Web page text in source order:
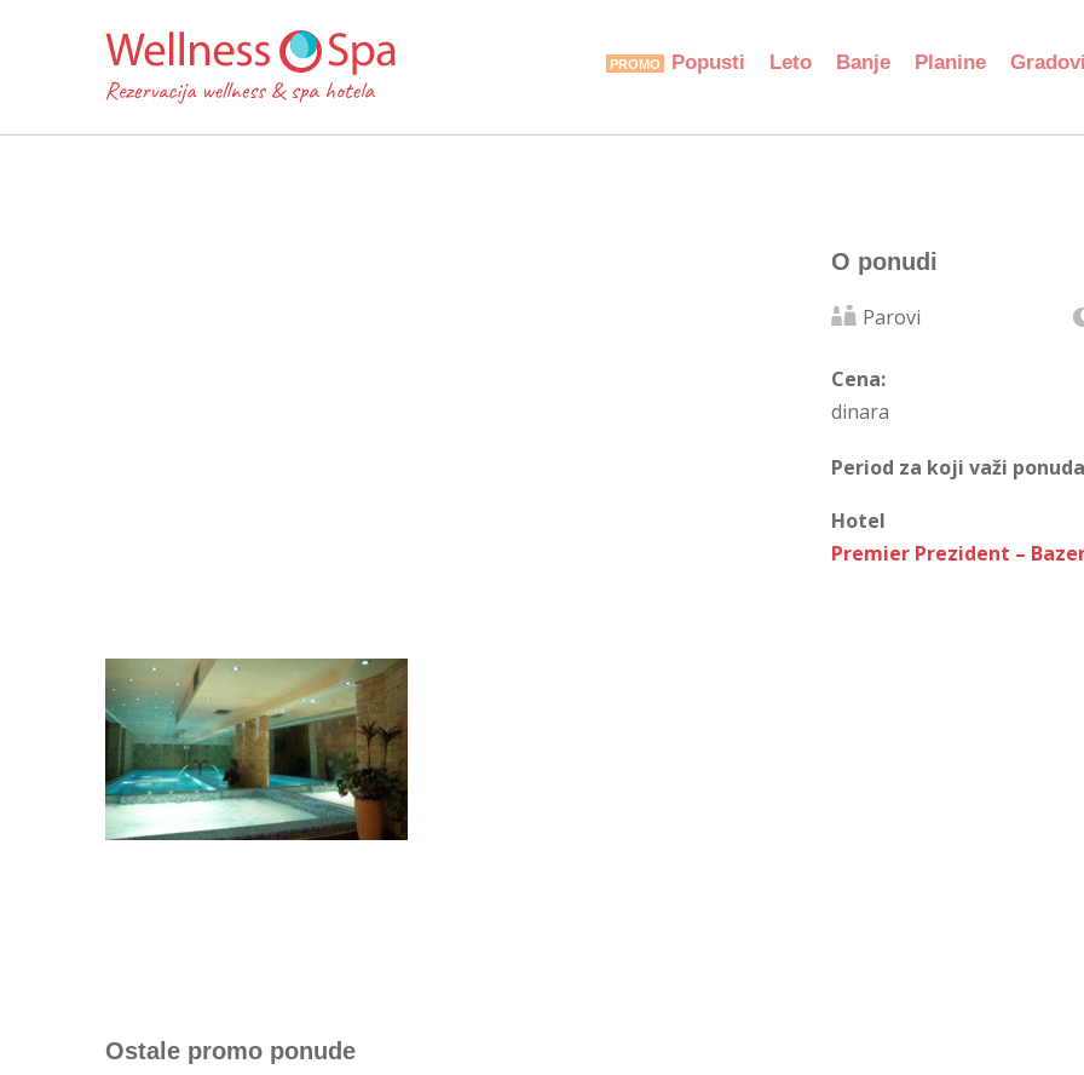
Popusti Leto Banje Planine
O ponudi
Parovi
Cena:
dinara
Period za koji važi
Hotel
Premier Prezident –
Ostale promo ponude